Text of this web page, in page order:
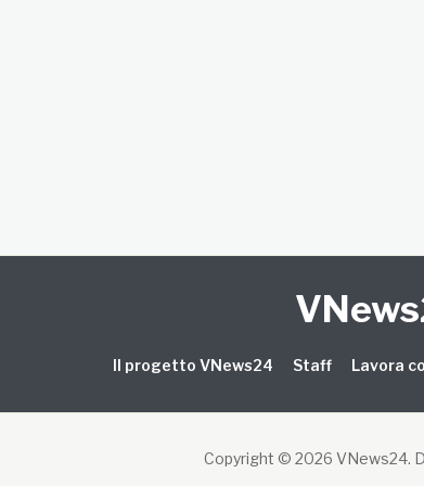
Il progetto VNews24 Staff Lavora
Copyright © 2026 VNews24.